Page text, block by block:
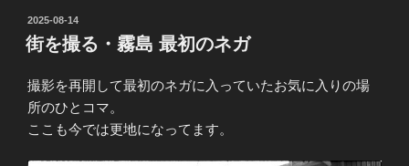
投
稿
日:
2025-08-14
街を撮る・霧島 最初のネガ
撮影を再開して最初のネガに入っていたお気に入りの場
所のひとコマ。
ここも今では更地になってます。